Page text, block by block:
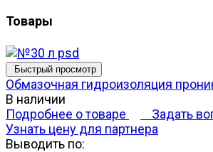
Товары
Быстрый просмотр
Обмазочная гидроизоляция
В наличии
Подробнее о товаре
Задать
Узнать цену для партнера
Выводить по: